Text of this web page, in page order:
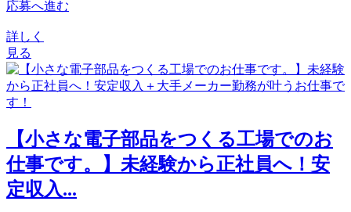
応募へ進む
詳しく
見る
【小さな電子部品をつくる工場でのお
仕事です。】未経験から正社員へ！安
定収入...